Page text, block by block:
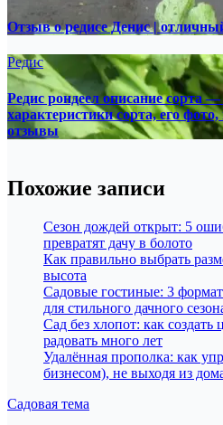
Отзыв о редисе Денис |
Редис
Редис рондеел описание сорта
характеристики сорта, его
отзывы
Похожие записи
Сезон дождей открыт: 5
превратят дачу в болото
Как правильно выбрать
высота
Садовые гостиные: 3
для стильного дачного
Сад без хлопот: как создать
радовать много лет
Удалённая прополка: как
бизнесом), не выходя из
Садовая тема